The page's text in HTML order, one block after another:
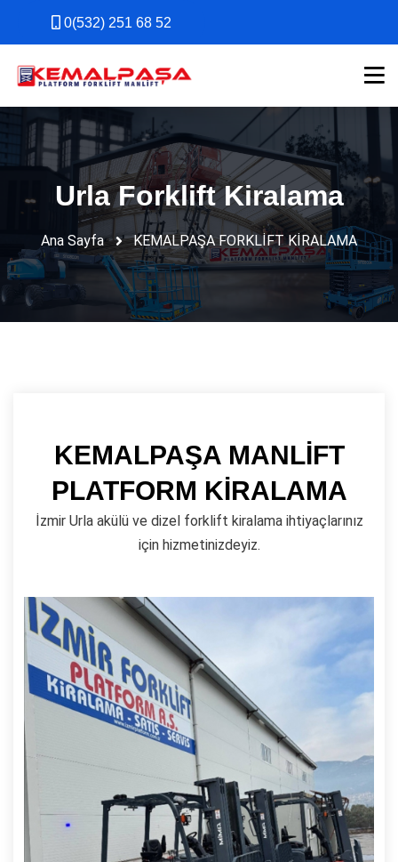
0(532) 251 68 52
0(532) 251 68 52
Urla Forklift Kiralama
Ana Sayfa KEMALPAŞA FORKLİFT KİRALAMA
KEMALPAŞA MANLİFT
PLATFORM KİRALAMA
İzmir Urla akülü ve dizel forklift kiralama ihtiyaçlarınız
için hizmetinizdeyiz.